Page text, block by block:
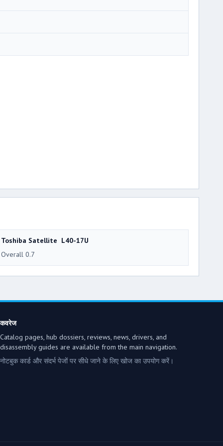
Toshiba Satellite L40-17U
Overall 0.7
कवरेज
Catalog pages, hub dossiers, reviews, news, drivers, and
disassembly guides are available from the main navigation.
नोटबुक कार्ड और संदर्भ पेजों पर सीधे जाने के लिए खोज का उपयोग करें।